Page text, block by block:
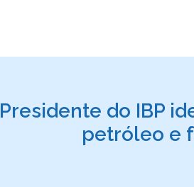
Presidente do IBP
petróleo e